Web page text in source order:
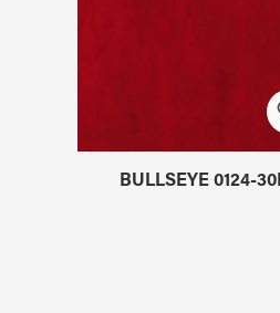
BULLSEYE 0124-